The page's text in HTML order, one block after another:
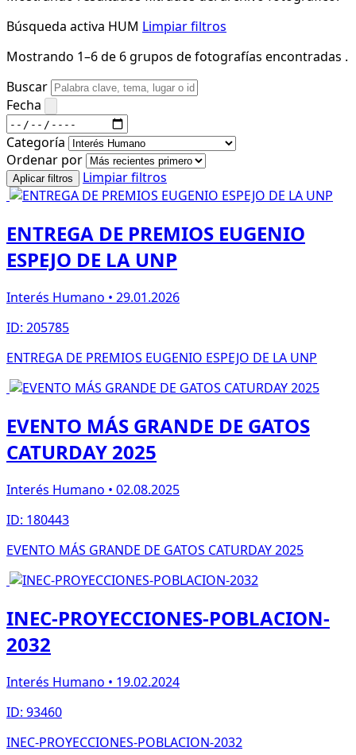
Búsqueda activa HUM Limpiar filtros
Mostrando 1–6 de 6 grupos de fotografías encontradas .
Buscar
Fecha
Categoría
Ordenar por
Aplicar filtros Limpiar filtros
ENTREGA DE PREMIOS EUGENIO
ESPEJO DE LA UNP
Interés Humano • 29.01.2026
ID: 205785
ENTREGA DE PREMIOS EUGENIO ESPEJO DE LA UNP
EVENTO MÁS GRANDE DE GATOS
CATURDAY 2025
Interés Humano • 02.08.2025
ID: 180443
EVENTO MÁS GRANDE DE GATOS CATURDAY 2025
INEC-PROYECCIONES-POBLACION-
2032
Interés Humano • 19.02.2024
ID: 93460
INEC-PROYECCIONES-POBLACION-2032